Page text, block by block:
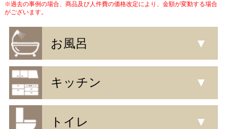
※過去の事例の場合、商品及び人件費の価格改定により、金額が変動する場合
がございます。
お風呂 ▼
キッチン ▼
トイレ ▼